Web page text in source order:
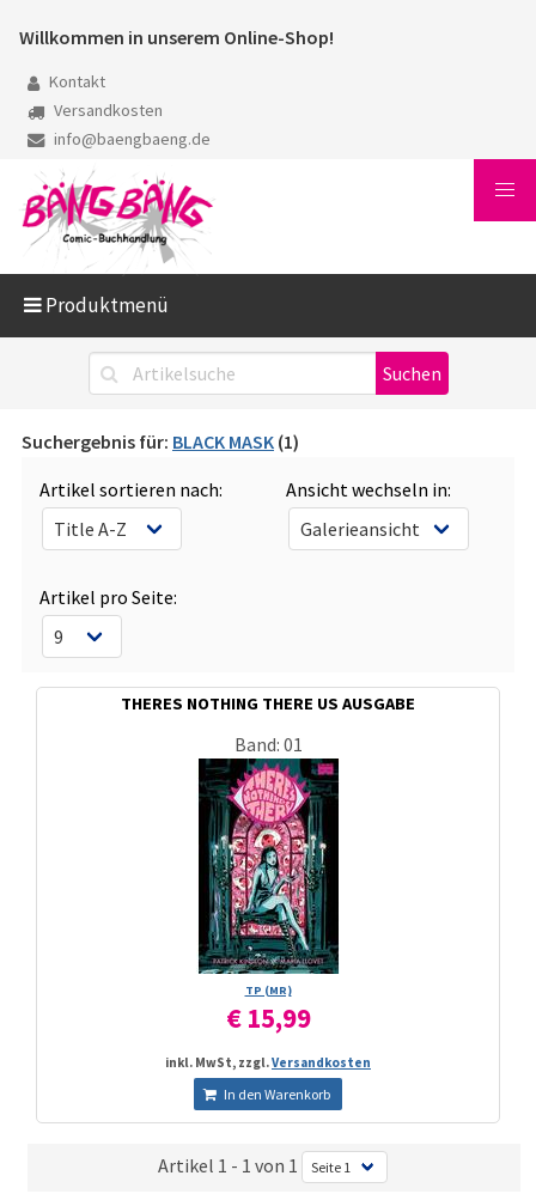
Willkommen in unserem Online-Shop!
Kontakt
Versandkosten
info@baengbaeng.de
Produktmenü
Suchergebnis für: BLACK MASK (1)
Artikel sortieren nach:
Ansicht wechseln in:
Artikel pro Seite:
THERES NOTHING THERE US AUSGABE
Band: 01
TP (MR)
€ 15,99
inkl. MwSt, zzgl.Versandkosten
In den Warenkorb
Artikel 1 - 1 von 1